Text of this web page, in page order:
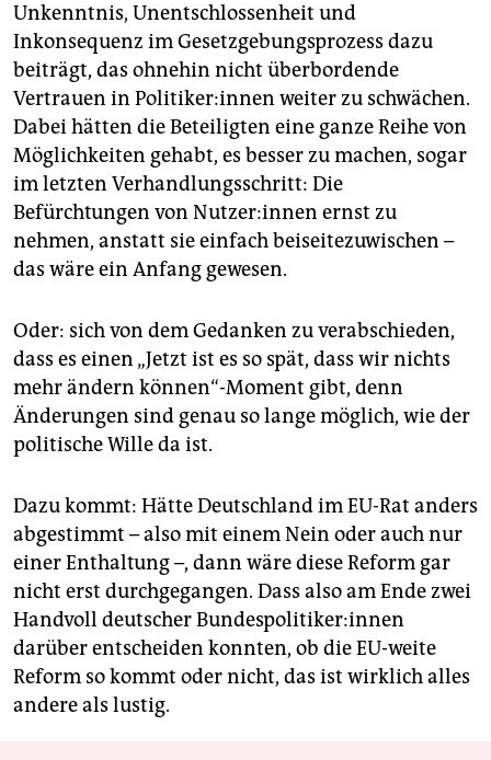
Unkenntnis, Unentschlossenheit und
Inkonsequenz im Gesetzgebungsprozess dazu
beiträgt, das ohnehin nicht überbordende
Vertrauen in Politiker:innen weiter zu schwächen.
Dabei hätten die Beteiligten eine ganze Reihe von
Möglichkeiten gehabt, es besser zu machen, sogar
im letzten Verhandlungsschritt: Die
Befürchtungen von Nutzer:innen ernst zu
nehmen, anstatt sie einfach beiseitezuwischen –
das wäre ein Anfang gewesen.
Oder: sich von dem Gedanken zu verabschieden,
dass es einen „Jetzt ist es so spät, dass wir nichts
mehr ändern können“-Moment gibt, denn
Änderungen sind genau so lange möglich, wie der
politische Wille da ist.
Dazu kommt: Hätte Deutschland im EU-Rat anders
abgestimmt – also mit einem Nein oder auch nur
einer Enthaltung –, dann wäre diese Reform gar
nicht erst durchgegangen. Dass also am Ende zwei
Handvoll deutscher Bundespolitiker:innen
darüber entscheiden konnten, ob die EU-weite
Reform so kommt oder nicht, das ist wirklich alles
andere als lustig.